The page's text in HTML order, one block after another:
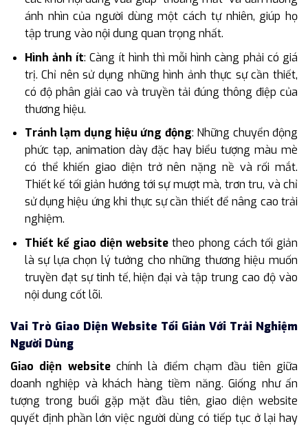
ánh nhìn của người dùng một cách tự nhiên, giúp họ
tập trung vào nội dung quan trọng nhất.
Hình ảnh ít: Càng ít hình thì mỗi hình càng phải có giá
trị. Chỉ nên sử dụng những hình ảnh thực sự cần thiết,
có độ phân giải cao và truyền tải đúng thông điệp của
thương hiệu.
Tránh lạm dụng hiệu ứng động: Những chuyển động
phức tạp, animation dày đặc hay biểu tượng màu mè
có thể khiến giao diện trở nên nặng nề và rối mắt.
Thiết kế tối giản hướng tới sự mượt mà, trơn tru, và chỉ
sử dụng hiệu ứng khi thực sự cần thiết để nâng cao trải
nghiệm.
Thiết kế giao diện website theo phong cách tối giản
là sự lựa chọn lý tưởng cho những thương hiệu muốn
truyền đạt sự tinh tế, hiện đại và tập trung cao độ vào
nội dung cốt lõi.
Vai Trò Giao Diện Website Tối Giản Với Trải Nghiệm
Người Dùng
Giao diện websitechính là điểm chạm đầu tiên giữa
doanh nghiệp và khách hàng tiềm năng. Giống như ấn
tượng trong buổi gặp mặt đầu tiên, giao diện website
quyết định phần lớn việc người dùng có tiếp tục ở lại hay